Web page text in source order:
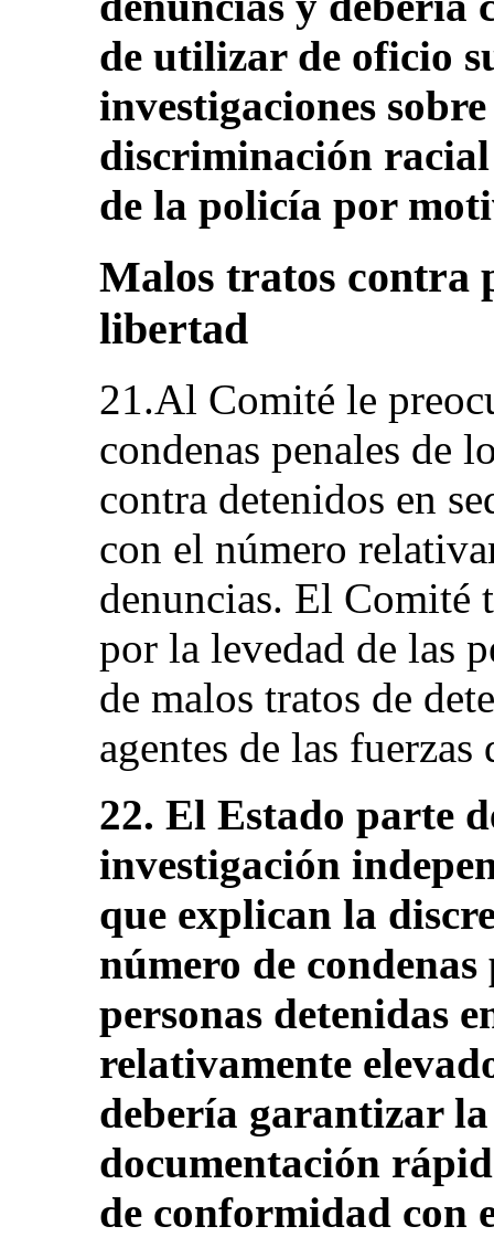
de utilizar de oficio
investigaciones
discriminación
de la policía por
Malos tratos contra
libertad
21.Al Comité le
condenas penales de
contra detenidos en
con el número
denuncias. El Comité
por la levedad de las
de malos tratos de
agentes de las
22. El Estado parte
investigación
que explican la
número de
personas detenidas
relativamente
debería garantizar
documentación
de conformidad con